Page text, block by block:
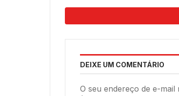
DEIXE UM COMENTÁRIO
O seu endereço de e-mail